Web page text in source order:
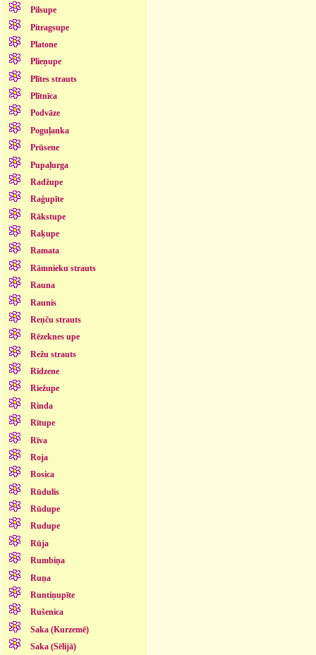
Pilsupe
Pitragsupe
Platone
Plieņupe
Plītes strauts
Plītnīca
Podvāze
Poguļanka
Prūsene
Pupaļurga
Radžupe
Raģupīte
Rākstupe
Raķupe
Ramata
Rāmnieku strauts
Rauna
Raunis
Reņču strauts
Rēzeknes upe
Režu strauts
Rīdzene
Riežupe
Rinda
Rītupe
Rīva
Roja
Rosica
Rūdulis
Rūdupe
Rudupe
Rūja
Rumbiņa
Ruņa
Runtiņupīte
Rušenica
Saka (Kurzemē)
Saka (Sēlijā)